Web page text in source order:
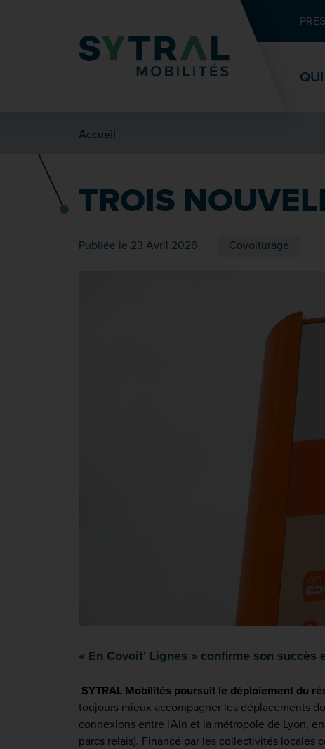
Recherche
Accueil
TROIS
Publiée le 23 Avril 2026 Covoiturage
« En Covoit' Lignes » confirme son
SYTRAL Mobilités poursuit le déploiement du
toujours mieux accompagner les déplacements
connexions entre l'Ain et la métropole de Lyon,
parcs relais). Financé par les collectivités locales